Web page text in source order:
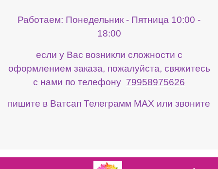
Работаем: Понедельник - Пятница 10:00 -
18:00
если у Вас возникли сложности с
оформлением заказа, пожалуйста, свяжитесь
с нами по телефону 79958975626
пишите в Ватсап Телеграмм МАХ или звоните